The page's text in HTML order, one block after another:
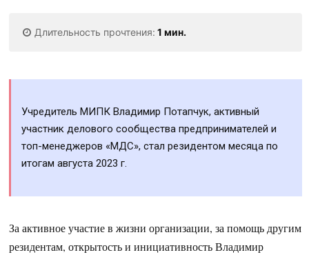
Длительность прочтения: 1 мин.
Учредитель МИПК Владимир Потапчук, активный
участник делового сообщества предпринимателей и
топ-менеджеров «МДС», стал резидентом месяца по
итогам августа 2023 г.
За активное участие в жизни организации, за помощь другим
резидентам, открытость и инициативность Владимир